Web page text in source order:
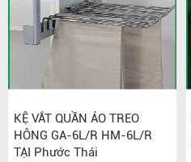
KỆ VẮT QUẦN ÁO TREO
HÔNG GA-6L/R HM-6L/R
TẠI Phước Thái